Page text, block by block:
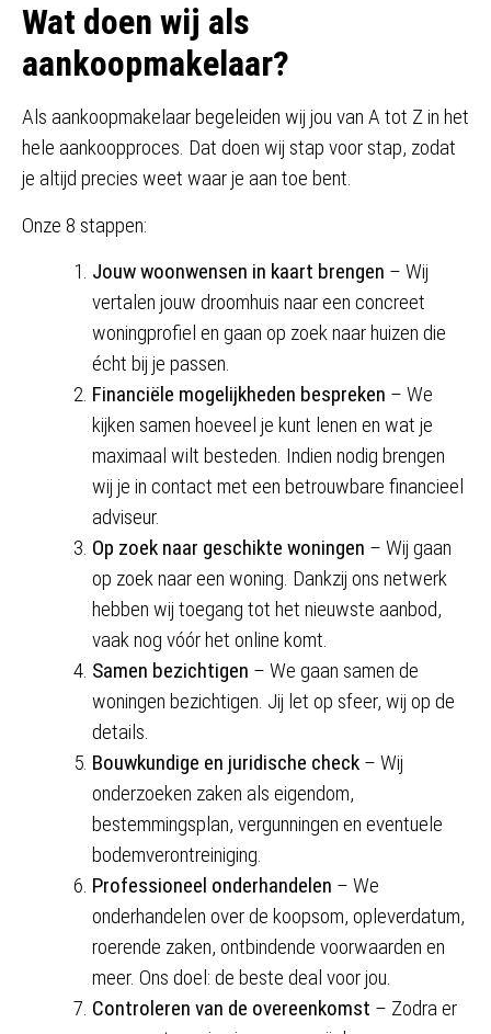
Wat doen wij als
aankoopmakelaar?
Als aankoopmakelaar begeleiden wij jou van A tot Z in het
hele aankoopproces. Dat doen wij stap voor stap, zodat
je altijd precies weet waar je aan toe bent.
Onze 8 stappen:
Jouw woonwensen in kaart brengen – Wij
vertalen jouw droomhuis naar een concreet
woningprofiel en gaan op zoek naar huizen die
écht bij je passen.
Financiële mogelijkheden bespreken – We
kijken samen hoeveel je kunt lenen en wat je
maximaal wilt besteden. Indien nodig brengen
wij je in contact met een betrouwbare financieel
adviseur.
Op zoek naar geschikte woningen – Wij gaan
op zoek naar een woning. Dankzij ons netwerk
hebben wij toegang tot het nieuwste aanbod,
vaak nog vóór het online komt.
Samen bezichtigen – We gaan samen de
woningen bezichtigen. Jij let op sfeer, wij op de
details.
Bouwkundige en juridische check – Wij
onderzoeken zaken als eigendom,
bestemmingsplan, vergunningen en eventuele
bodemverontreiniging.
Professioneel onderhandelen – We
onderhandelen over de koopsom, opleverdatum,
roerende zaken, ontbindende voorwaarden en
meer. Ons doel: de beste deal voor jou.
Controleren van de overeenkomst – Zodra er